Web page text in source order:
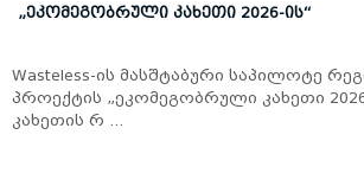
„ᲔᲙᲝᲛᲔᲒᲝᲑᲠᲣᲚᲘ ᲙᲐᲮᲔᲗᲘ 2026-ᲘᲡ“
Wasteless-ის მასშტაბური საპილოტე
პროექტის „ეკომეგობრული კახეთი
კახეთის რ ...